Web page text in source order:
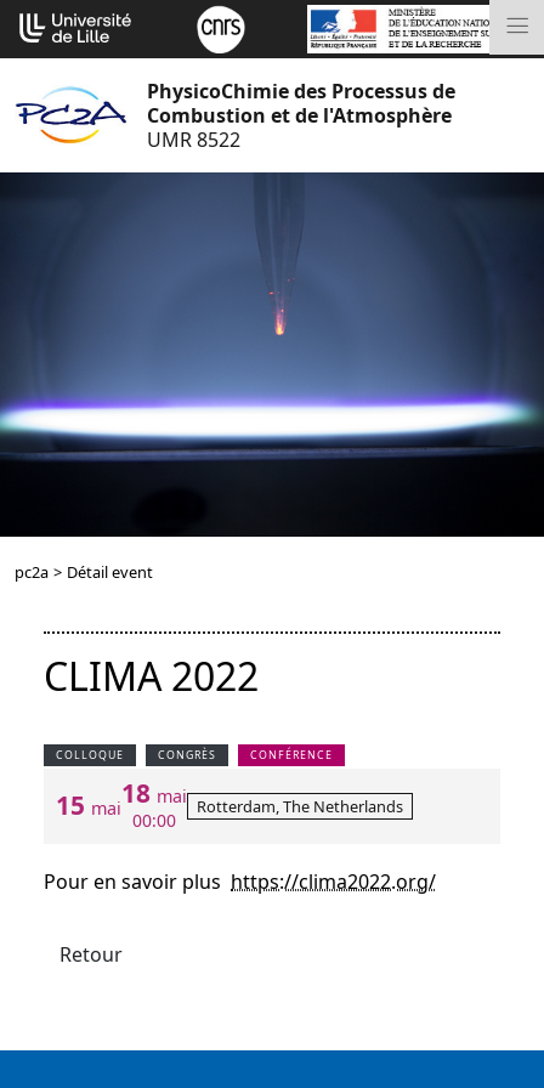
Aller
au
contenu
PhysicoChimie des Processus de
Combustion et de l'Atmosphère
UMR 8522
pc2a > Détail event
CLIMA 2022
COLLOQUE CONGRÈS CONFÉRENCE
15 mai18 mai
00:00
Rotterdam, The Netherlands
Pour en savoir plus https://clima2022.org/
Retour
Cookies management panel